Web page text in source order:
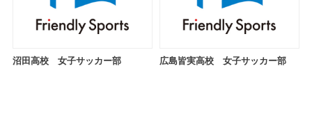
沼田高校 女子サッカー部 広島皆実高校 女子サッカー部